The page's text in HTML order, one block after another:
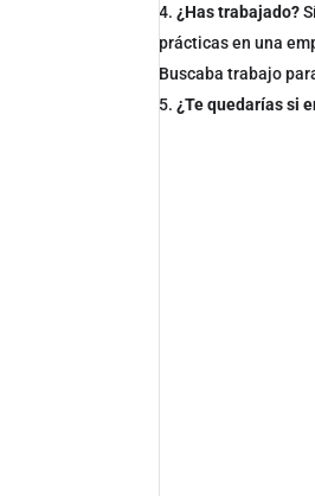
¿Has trabajado?
prácticas en una
Buscaba trabajo
¿Te quedarías si